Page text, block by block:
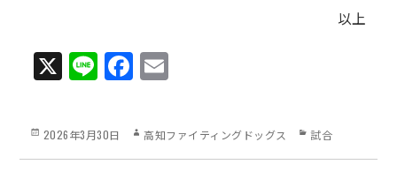
以上
X Li
ne
Fa
ce
bo
ok
ail
Posted
2026年3月30日 Author
高知ファイティングドッグス Categories
試合